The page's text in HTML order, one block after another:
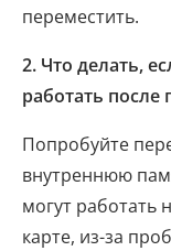
переместить.
2. Что делать,
работать после
Попробуйте
внутреннюю
могут работать
карте, из-за